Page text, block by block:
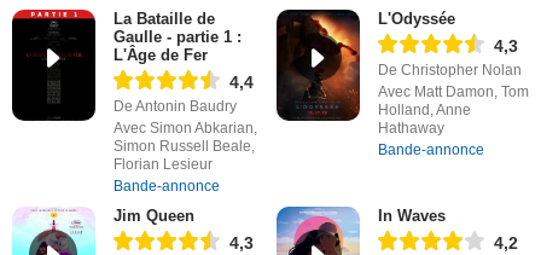
La Bataille de
Gaulle - partie 1 :
L'Âge de Fer
4,4
De Antonin Baudry
Avec Simon Abkarian,
Simon Russell Beale,
Florian Lesieur
Bande-annonce
L'Odyssée
4,3
De Christopher Nolan
Avec Matt Damon, Tom
Holland, Anne
Hathaway
Bande-annonce
Jim Queen
4,3
In Waves
4,2